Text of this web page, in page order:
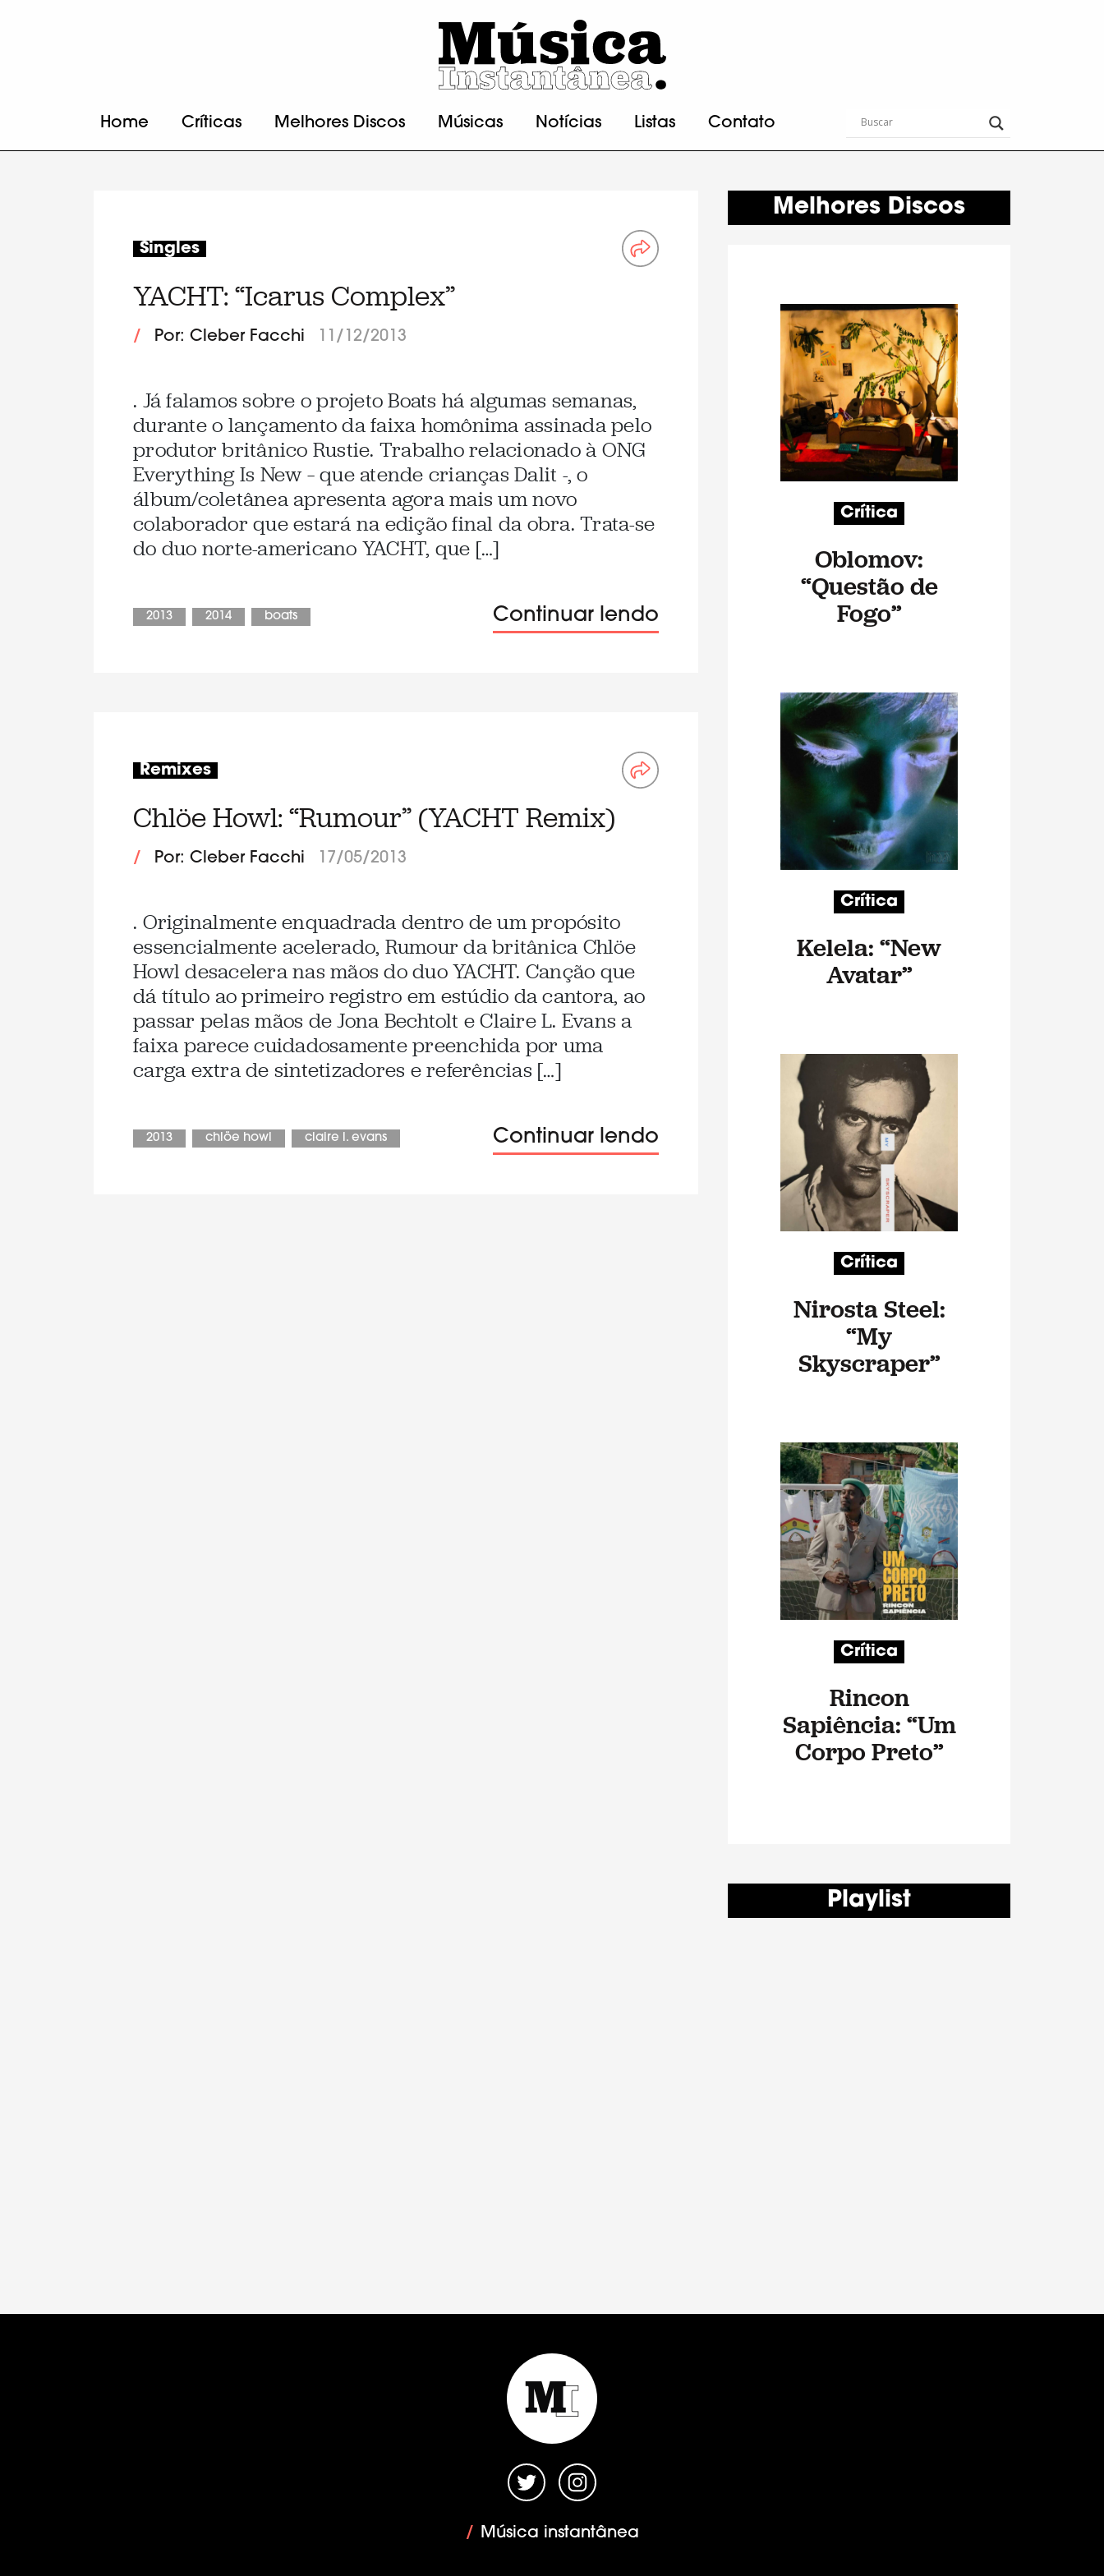
Home Críticas Melhores Discos Músicas Notícias Listas Contato
Singles
YACHT: “Icarus Complex”
/ Por: Cleber Facchi 11/12/2013
. Já falamos sobre o projeto Boats há algumas semanas,
durante o lançamento da faixa homônima assinada pelo
produtor britânico Rustie. Trabalho relacionado à ONG
Everything Is New – que atende crianças Dalit -, o
álbum/coletânea apresenta agora mais um novo
colaborador que estará na edição final da obra. Trata-se
do duo norte-americano YACHT, que […]
2013 2014 boats Continuar lendo
Remixes
Chlöe Howl: “Rumour” (YACHT Remix)
/ Por: Cleber Facchi 17/05/2013
. Originalmente enquadrada dentro de um propósito
essencialmente acelerado, Rumour da britânica Chlöe
Howl desacelera nas mãos do duo YACHT. Canção que
dá título ao primeiro registro em estúdio da cantora, ao
passar pelas mãos de Jona Bechtolt e Claire L. Evans a
faixa parece cuidadosamente preenchida por uma
carga extra de sintetizadores e referências […]
2013 chlöe howl claire l. evans Continuar lendo
Melhores Discos
Crítica
Oblomov:
“Questão de
Fogo”
Crítica
Kelela: “New
Avatar”
Crítica
Nirosta Steel:
“My
Skyscraper”
Crítica
Rincon
Sapiência: “Um
Corpo Preto”
Playlist
/ Música instantânea